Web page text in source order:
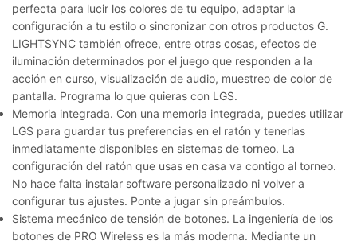
perfecta para lucir los colores de tu equipo, adaptar la
configuración a tu estilo o sincronizar con otros productos G.
LIGHTSYNC también ofrece, entre otras cosas, efectos de
iluminación determinados por el juego que responden a la
acción en curso, visualización de audio, muestreo de color de
pantalla. Programa lo que quieras con LGS.
Memoria integrada. Con una memoria integrada, puedes utilizar
LGS para guardar tus preferencias en el ratón y tenerlas
inmediatamente disponibles en sistemas de torneo. La
configuración del ratón que usas en casa va contigo al torneo.
No hace falta instalar software personalizado ni volver a
configurar tus ajustes. Ponte a jugar sin preámbulos.
Sistema mecánico de tensión de botones. La ingeniería de los
botones de PRO Wireless es la más moderna. Mediante un